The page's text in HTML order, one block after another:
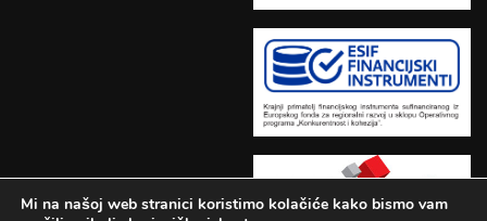
Mi na našoj web stranici koristimo kolačiće kako bismo vam